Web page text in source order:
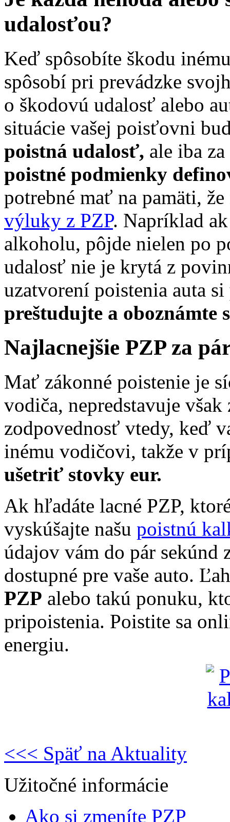
udalosťou?
Keď spôsobíte škodu
spôsobí pri prevádzke
o škodovú udalosť alebo
situácie vašej poisťovni
poistná udalosť, ale iba
poistné podmienky
potrebné mať na pamäti,
výluky z PZP. Napríklad
alkoholu, pôjde nielen po
udalosť nie je krytá z
uzatvorení poistenia auta si
preštudujte a oboznámte
Najlacnejšie PZP za
Mať zákonné poistenie je
vodiča, nepredstavuje
zodpovednosť vtedy, keď
inému vodičovi, takže v
ušetriť stovky eur.
Ak hľadáte lacné PZP,
vyskúšajte našu poistnú
údajov vám do pár sekúnd
dostupné pre vaše auto.
PZP alebo takú ponuku,
pripoistenia. Poistite sa
energiu.
<<< Späť na Aktuality
Užitočné informácie
Ako si zmeníte PZP